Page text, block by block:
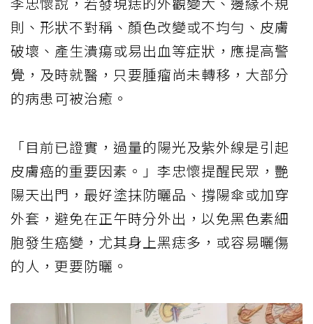
則、形狀不對稱、顏色改變或不均勻、皮膚
破壞、產生潰瘍或易出血等症狀，應提高警
覺，及時就醫，只要腫瘤尚未轉移，大部分
的病患可被治癒。
「目前已證實，過量的陽光及紫外線是引起
皮膚癌的重要因素。」李忠懷提醒民眾，艷
陽天出門，最好塗抹防曬品、撐陽傘或加穿
外套，避免在正午時分外出，以免黑色素細
胞發生癌變，尤其身上黑痣多，或容易曬傷
的人，更要防曬。